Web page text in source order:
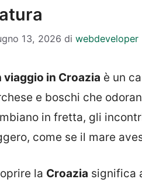
13, 2026 di webdeveloper
viaggio in Croazia è un
e boschi che
in fretta, gli
come se il mare
la Croazia significa